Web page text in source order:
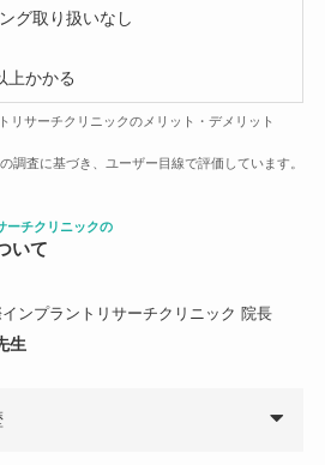
グ取り扱いなし
上かかる
リサーチクリニックのメリット・デメリット
調査に基づき、ユーザー目線で評価しています。
ーチクリニックの
いて
ンプラントリサーチクリニック 院長
生